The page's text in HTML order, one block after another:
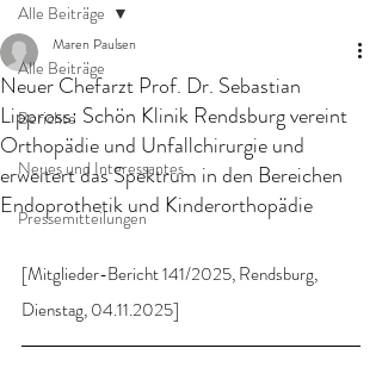
Alle Beiträge
Berichte
Neues und Interessantes
Pressemitteilungen
Alle Beiträge
Neuer Chefarzt Prof. Dr. Sebastian
Lippross: Schön Klinik Rendsburg vereint
Orthopädie und Unfallchirurgie und
erweitert das Spektrum in den Bereichen
Endoprothetik und Kinderorthopädie
Maren Paulsen
[Mitglieder-Bericht 141/2025, Rendsburg,
Dienstag, 04.11.2025]